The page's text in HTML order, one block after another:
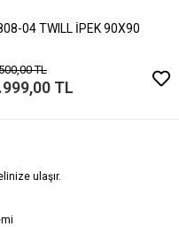
04 TWILL İPEK 90X90
TL
TL
ulaşır.